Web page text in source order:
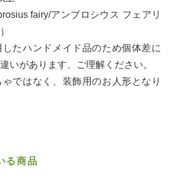
fairy/アンブロシウス フェアリ
したハンドメイド品のため個体差に
いがあります、ご理解ください。
ゃではなく、装飾用のお人形となり
る商品